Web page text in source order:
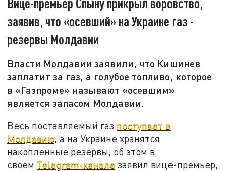
заявив, что «осевший» на Украине газ -
резервы Молдавии
Власти Молдавии заявили, что Кишинев
заплатит за газ, а голубое топливо, которое
в «Газпроме» называют «осевшим»
является запасом Молдавии.
Весь поставляемый газ поступает в
Молдавию, а на Украине хранятся
накопленные резервы, об этом в
своем Telegram-канале заявил вице-премьер,